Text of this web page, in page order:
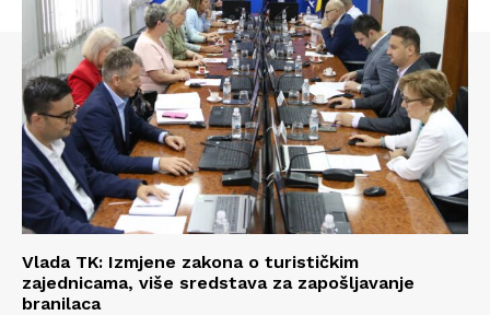
Vlada TK: Izmjene zakona o turističkim
zajednicama, više sredstava za zapošljavanje
branilaca